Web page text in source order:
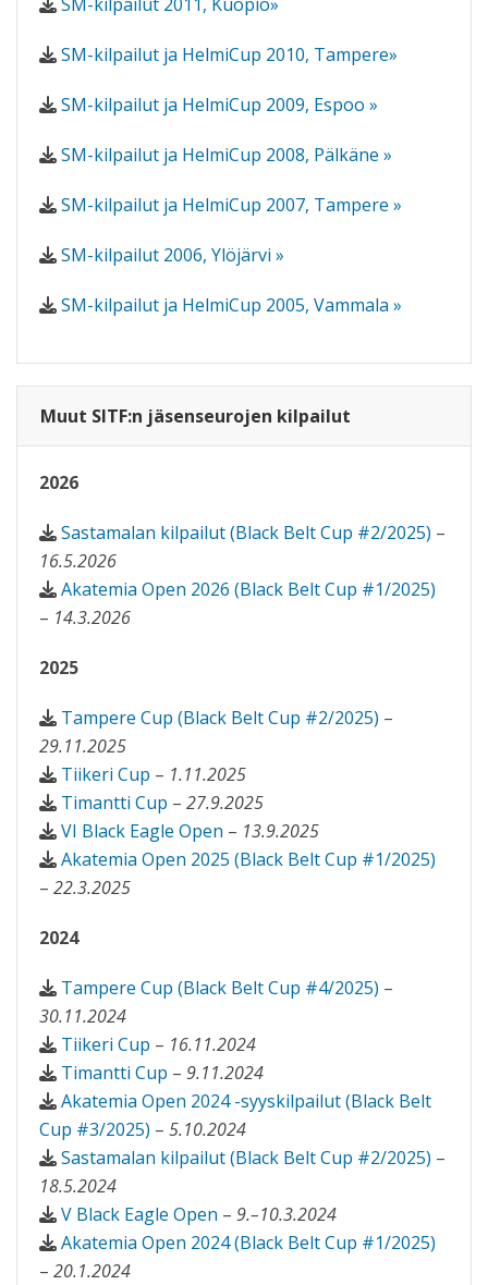
SM-kilpailut ja HelmiCup 2010, Tampere»
SM-kilpailut ja HelmiCup 2009, Espoo »
SM-kilpailut ja HelmiCup 2008, Pälkäne »
SM-kilpailut ja HelmiCup 2007, Tampere »
SM-kilpailut 2006, Ylöjärvi »
SM-kilpailut ja HelmiCup 2005, Vammala »
Muut SITF:n jäsenseurojen kilpailut
2026
Sastamalan kilpailut (Black Belt Cup #2/2025) –
16.5.2026
Akatemia Open 2026 (Black Belt Cup #1/2025)
– 14.3.2026
2025
Tampere Cup (Black Belt Cup #2/2025) –
29.11.2025
Tiikeri Cup – 1.11.2025
Timantti Cup – 27.9.2025
VI Black Eagle Open – 13.9.2025
Akatemia Open 2025 (Black Belt Cup #1/2025)
– 22.3.2025
2024
Tampere Cup (Black Belt Cup #4/2025) –
30.11.2024
Tiikeri Cup – 16.11.2024
Timantti Cup – 9.11.2024
Akatemia Open 2024 -syyskilpailut (Black Belt
Cup #3/2025) – 5.10.2024
Sastamalan kilpailut (Black Belt Cup #2/2025) –
18.5.2024
V Black Eagle Open – 9.–10.3.2024
Akatemia Open 2024 (Black Belt Cup #1/2025)
– 20.1.2024